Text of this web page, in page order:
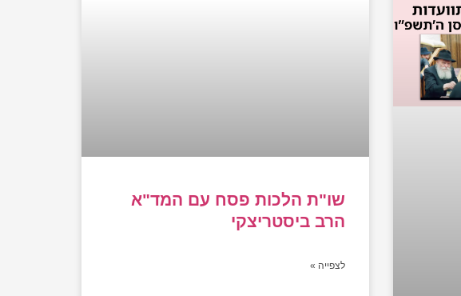
שו"ת הלכות פסח עם המד"א
הרב ביסטריצקי
לצפייה »